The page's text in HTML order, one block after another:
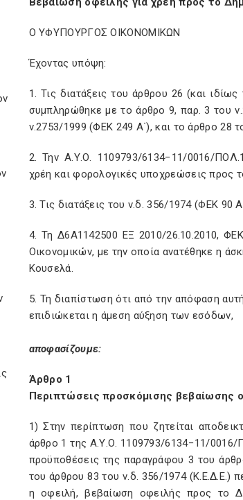
Ο ΥΦΥΠΟΥΡΓΟΣ ΟΙΚΟΝΟΜΙΚΩΝ
Έχοντας υπόψη:
1. Τις διατάξεις του άρθρου 26 (και
συμπληρώθηκε με το άρθρο 9, παρ. 3 του
ν.2753/1999 (ΦΕΚ 249 Α΄), και το άρθρο 28
2. Την Α.Υ.Ο. 1109793/6134−11/0016/
χρέη και φορολογικές υποχρεώσεις προς
3. Τις διατάξεις του ν.δ. 356/1974 (ΦΕΚ 90
4. Τη Δ6Α1142500 ΕΞ 2010/26.10.2010,
Οικονομικών, με την οποία ανατέθηκε η
Κουσελά.
5. Τη διαπίστωση ότι από την απόφαση
επιδιώκεται η άμεση αύξηση των εσόδων,
αποφασίζουμε:
Άρθρο 1
Περιπτώσεις προσκόμισης βεβαίωσης
1) Στην περίπτωση που ζητείται
άρθρο 1 της Α.Υ.Ο. 1109793/6134−11/0016/
προϋποθέσεις της παραγράφου 3 του
του άρθρου 83 του ν.δ. 356/1974 (Κ.Ε.Δ.Ε.)
η οφειλή, βεβαίωση οφειλής προς το